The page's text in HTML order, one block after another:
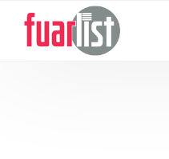
Skip to main content